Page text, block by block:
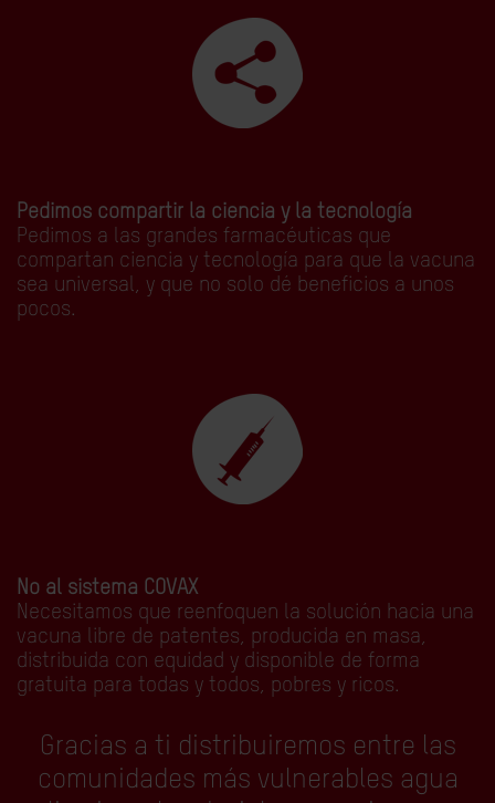
Pedimos compartir la ciencia y la tecnología
Pedimos a las grandes farmacéuticas que
compartan ciencia y tecnología para que la vacuna
sea universal, y que no solo dé beneficios a unos
pocos.
No al sistema COVAX
Necesitamos que reenfoquen la solución hacia una
vacuna libre de patentes, producida en masa,
distribuida con equidad y disponible de forma
gratuita para todas y todos, pobres y ricos.
Gracias a ti distribuiremos entre las
comunidades más vulnerables agua